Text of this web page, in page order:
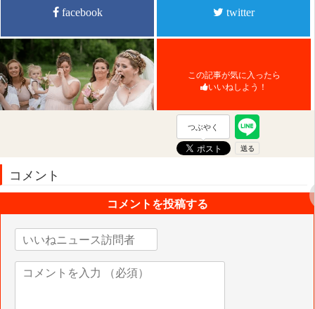
facebook twitter
この記事が気に入ったら
いいねしよう！
つぶやく
コメント
コメントを投稿する